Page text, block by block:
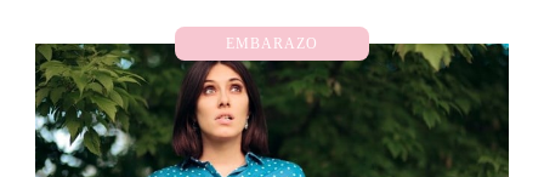
EMBARAZO